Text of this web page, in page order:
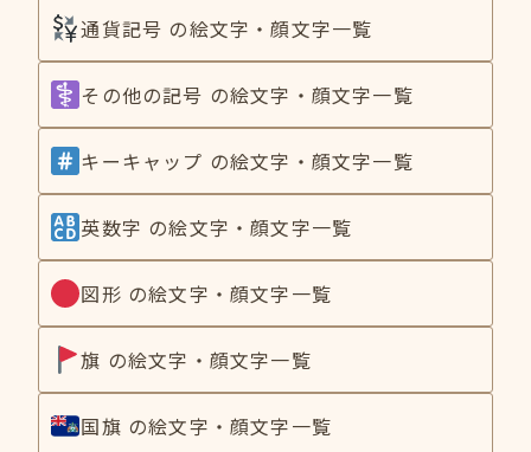
通貨記号 の絵文字・顔文字一覧
その他の記号 の絵文字・顔文字一覧
キーキャップ の絵文字・顔文字一覧
英数字 の絵文字・顔文字一覧
図形 の絵文字・顔文字一覧
旗 の絵文字・顔文字一覧
国旗 の絵文字・顔文字一覧